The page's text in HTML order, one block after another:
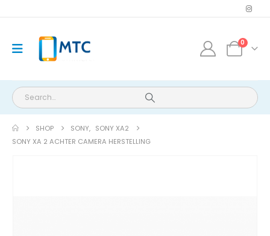
0
SHOP SONY, SONY XA2
SONY XA 2 ACHTER CAMERA HERSTELLING